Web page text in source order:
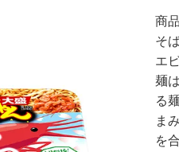
商
そ
エ
麺
る
ま
を